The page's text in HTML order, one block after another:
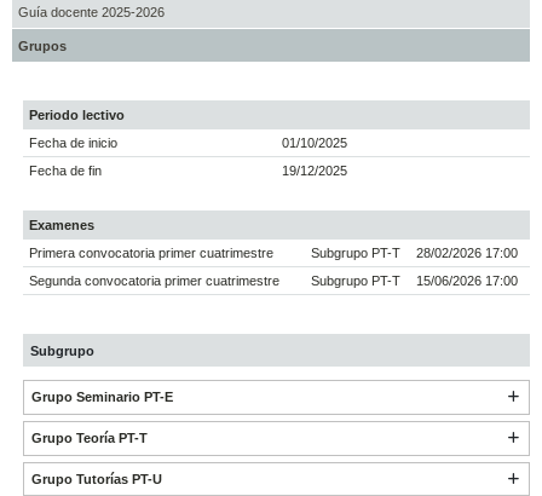
Guía docente 2025-2026
Grupos
Periodo lectivo
Fecha de inicio
01/10/2025
Fecha de fin
19/12/2025
Examenes
Primera convocatoria primer cuatrimestre
Subgrupo PT-T
28/02/2026 17:00
Segunda convocatoria primer cuatrimestre
Subgrupo PT-T 15/06/2026 17:00
Subgrupo
Grupo Seminario PT-E
Grupo Teoría PT-T
Grupo Tutorías PT-U